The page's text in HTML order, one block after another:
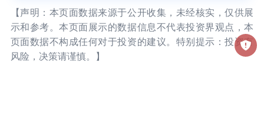
【声明：本页面数据来源于公开收集，未经核实，仅供展
示和参考。本页面展示的数据信息不代表投资界观点，本
页面数据不构成任何对于投资的建议。特别提示：投资有
风险，决策请谨慎。】